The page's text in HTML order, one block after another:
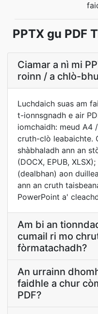
PPTX gu PDF
Ciamar a nì mi
roinn / a chlò-
Luchdaich suas am
t-ionnsgnadh e air
iomchaidh: meud A4
cruth-clò leabaichte.
shàbhaladh ann an
(DOCX, EPUB,
(dealbhan) aon
ann an cruth
PowerPoint a'
Am bi an
cumail ri mo
fòrmatachadh?
An urrainn
faidhle a chur
PDF?